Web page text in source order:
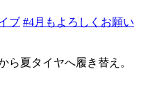
ブ #4月もよろしくお願い
ら夏タイヤへ履き替え。